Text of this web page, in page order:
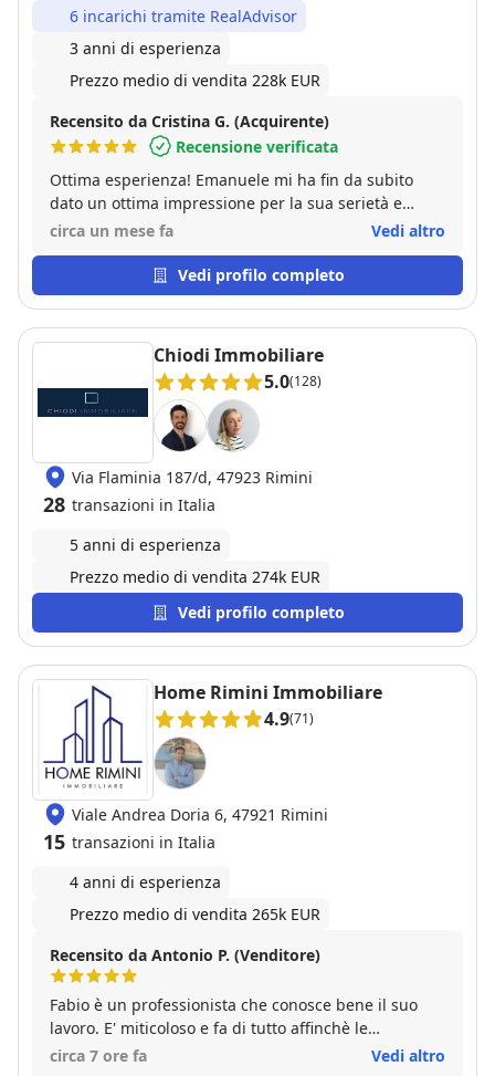
6 incarichi tramite RealAdvisor
3 anni di esperienza
Prezzo medio di vendita 228k EUR
Recensito da Cristina G. (Acquirente)
Recensione verificata
Ottima esperienza! Emanuele mi ha fin da subito
dato un ottima impressione per la sua serietà e
professionalità. Impressione che è stata confermata!
sempre pronto a darmi delucidazioni ad ogni mia
domanda!! Quindi non posso fare altro che
circa un mese fa Vedi altro
Vedi profilo completo
Chiodi Immobiliare
5.0(128)
Via Flaminia 187/d, 47923 Rimini
28 transazioni in Italia
5 anni di esperienza
Prezzo medio di vendita 274k EUR
Vedi profilo completo
Home Rimini Immobiliare
4.9(71)
Viale Andrea Doria 6, 47921 Rimini
15 transazioni in Italia
4 anni di esperienza
Prezzo medio di vendita 265k EUR
Recensito da Antonio P. (Venditore)
Fabio è un professionista che conosce bene il suo
lavoro. E' miticoloso e fa di tutto affinchè le
operazioni vadano in porto limitando anche quei
circa 7 ore fa Vedi altro